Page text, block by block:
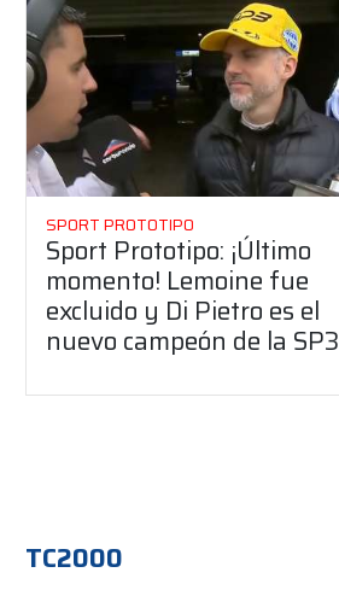
SPORT PROTOTIPO
Sport Prototipo: ¡Último
momento! Lemoine fue
excluido y Di Pietro es el
nuevo campeón de la SP3
TC2000